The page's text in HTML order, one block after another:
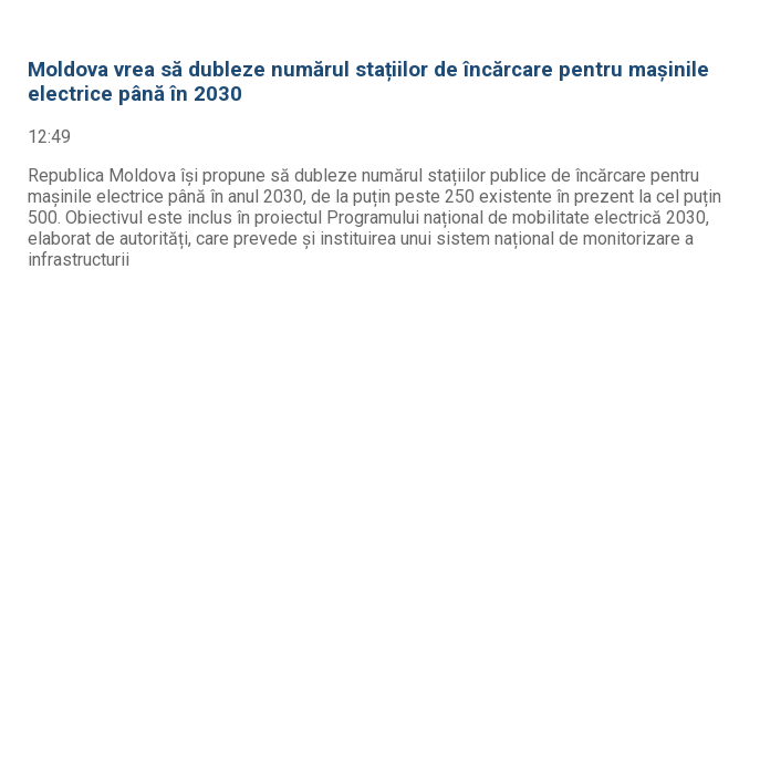
Moldova vrea să dubleze numărul stațiilor de încărcare pentru mașinile
electrice până în 2030
12:49
Republica Moldova își propune să dubleze numărul stațiilor publice de încărcare pentru
mașinile electrice până în anul 2030, de la puțin peste 250 existente în prezent la cel puțin
500. Obiectivul este inclus în proiectul Programului național de mobilitate electrică 2030,
elaborat de autorități, care prevede și instituirea unui sistem național de monitorizare a
infrastructurii